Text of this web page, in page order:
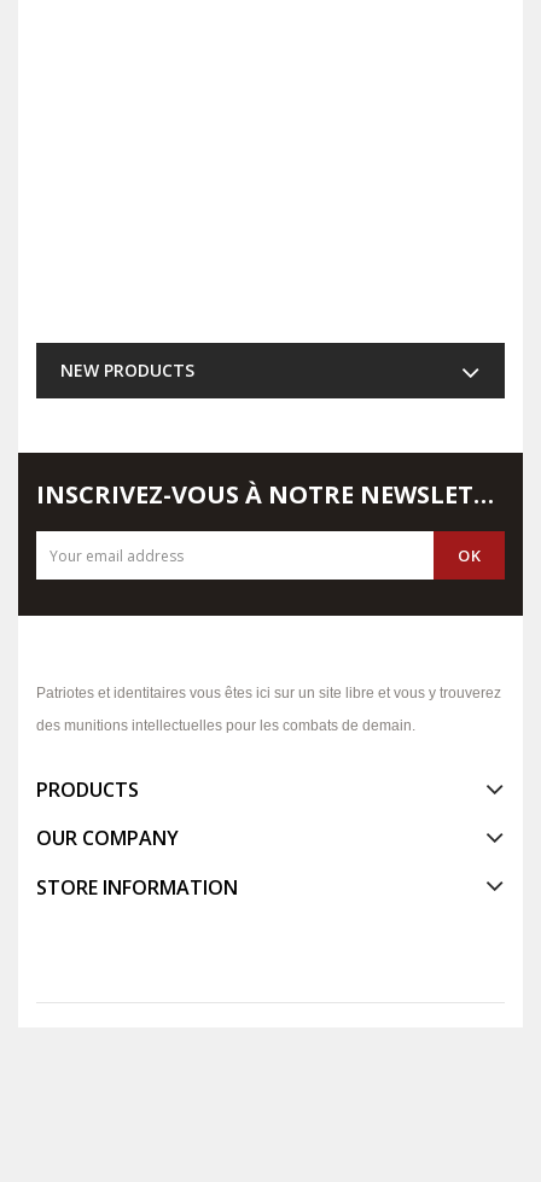
NEW PRODUCTS
INSCRIVEZ-VOUS À NOTRE NEWSLETTER
Patriotes et identitaires vous êtes ici sur un site libre et vous y trouverez
des munitions intellectuelles pour les combats de demain.
PRODUCTS
OUR COMPANY
STORE INFORMATION